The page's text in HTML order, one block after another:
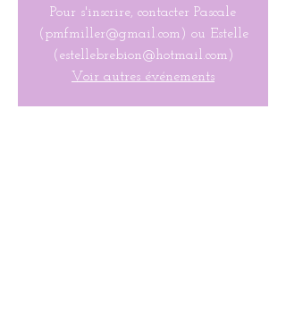
Pour s'inscrire, contacter Pascale
(pmfmiller@gmail.com) ou Estelle
(estellebrebion@hotmail.com)
Voir autres événements